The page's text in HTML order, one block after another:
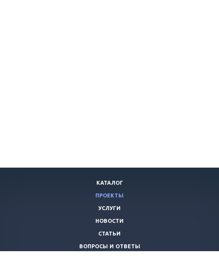
КАТАЛОГ
ПРОЕКТЫ
УСЛУГИ
НОВОСТИ
СТАТЬИ
ВОПРОСЫ И ОТВЕТЫ